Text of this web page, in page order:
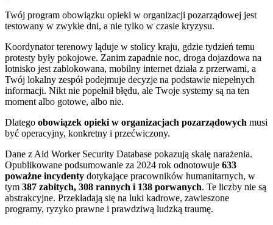
Twój program obowiązku opieki w organizacji pozarządowej jest
testowany w zwykłe dni, a nie tylko w czasie kryzysu.
Koordynator terenowy ląduje w stolicy kraju, gdzie tydzień temu
protesty były pokojowe. Zanim zapadnie noc, droga dojazdowa na
lotnisko jest zablokowana, mobilny internet działa z przerwami, a
Twój lokalny zespół podejmuje decyzje na podstawie niepełnych
informacji. Nikt nie popełnił błędu, ale Twoje systemy są na ten
moment albo gotowe, albo nie.
Dlatego obowiązek opieki w organizacjach pozarządowych musi
być operacyjny, konkretny i przećwiczony.
Dane z Aid Worker Security Database pokazują skalę narażenia.
Opublikowane podsumowanie za 2024 rok odnotowuje 633
poważne incydenty dotykające pracowników humanitarnych, w
tym 387 zabitych, 308 rannych i 138 porwanych. Te liczby nie są
abstrakcyjne. Przekładają się na luki kadrowe, zawieszone
programy, ryzyko prawne i prawdziwą ludzką traumę.